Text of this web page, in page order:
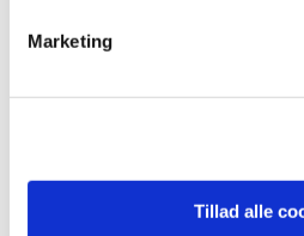
Marketing
Tillad alle
Storbritannien til Danmark
Lægemiddelstyrelsen skal
af markedsføringstilladelser om,